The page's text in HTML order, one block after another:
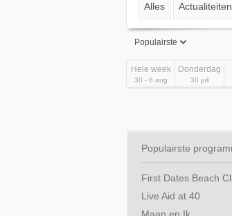
Alles Actualiteiten
Populairste
Populairste
Mijn beste
Hele week
30 - 6 aug
Donderdag
30 juli
Populairste
First Dates Beach
Live Aid at 40